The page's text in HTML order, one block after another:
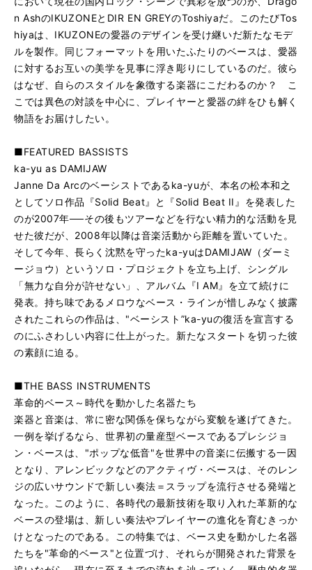
n AshのIKUZONEとDIR EN GREYのToshiyaだ。このたびTos
hiyaは、IKUZONEの愛器のデザインを受け継いだ新たなモデ
ルを製作。同じフォーマットを用いたふたりのベースは、愛器
に対するお互いの美学を見事に浮き彫りにしているのだ。彼ら
はなぜ、自らのスタイルを象徴する楽器にこだわるのか？ こ
こでは異色の対談を中心に、プレイヤーと愛器の絆をひも解く
物語をお届けしたい。
■FEATURED BASSISTS
ka-yu as DAMIJAW
Janne Da Arcのベーシストであるka-yuが、本名の松本和之
としてソロ作品『Solid Beat』と『Solid Beat II』を発表した
のが2007年──その後もツアーなどを行ない精力的な活動を見
せた彼だが、2008年以降は音楽活動から距離を置いていた。
そして今年、長らく沈黙を守ったka-yuはDAMIJAW（ダーミ
ージョウ）というソロ・プロジェクトを立ち上げ、シングル
「無力な自分が許せない」、アルバム『I AM』を立て続けに
発表。持ち味であるメロウなベース・ラインが惜しみなく披露
されたこれらの作品は、"ベーシスト”ka-yuの復活を宣言する
のにふさわしい内容に仕上がった。新たなスタートを切った彼
の素顔に迫る。
■THE BASS INSTRUMENTS
革命的ベース～時代を動かした名器たち
楽器と音楽は、常に密な関係を保ちながら変貌を遂げてきた。
一例を挙げるなら、世界初の量産型ベースであるプレシジョ
ン・ベースは、"ポップな低音"を世界中の音楽に伝搬する一因
となり、アレンビックなどのアクティヴ・ベースは、そのレン
ジの広いサウンドで新しい奏法＝スラップを流行させる発端と
なった。このように、各時代の最新技術を取り入れた革新的な
ベースの登場は、新しい奏法やプレイヤーの進化を育むきっか
けとなったのである。この特集では、ベース史を動かした名器
たちを"革命的ベース"と位置づけ、それらが開発された背景を